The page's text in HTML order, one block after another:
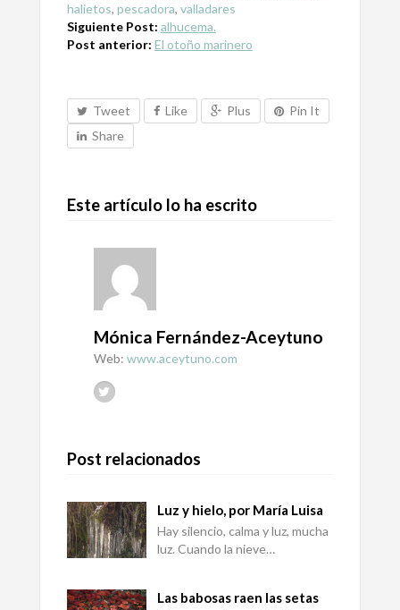
halietos, pescadora, valladares
Siguiente Post: alhucema.
Post anterior: El otoño marinero
Tweet Like Plus
Pin It
Share
Este artículo lo ha escrito
Mónica Fernández-Aceytuno
Web: www.aceytuno.com
Post relacionados
Luz y hielo, por María Luisa
Hay silencio, calma y luz, mucha
luz. Cuando la nieve…
Las babosas raen las setas